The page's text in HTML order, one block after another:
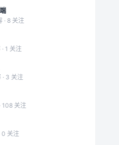
· 8 关注
1 关注
3 关注
108 关注
0 关注